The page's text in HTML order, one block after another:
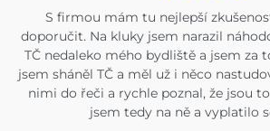
S firmou mám tu nejlepší
doporučit. Na kluky jsem narazil
TČ nedaleko mého bydliště a jsem za
jsem sháněl TČ a měl už i něco
nimi do řeči a rychle poznal, že jsou
jsem tedy na ně a vyplatilo